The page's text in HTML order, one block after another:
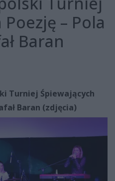
– Pola
Baran
Turniej Śpiewających
Baran (zdjęcia)